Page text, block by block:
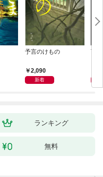
予言のけもの
2,090
新着
ランキング
無料